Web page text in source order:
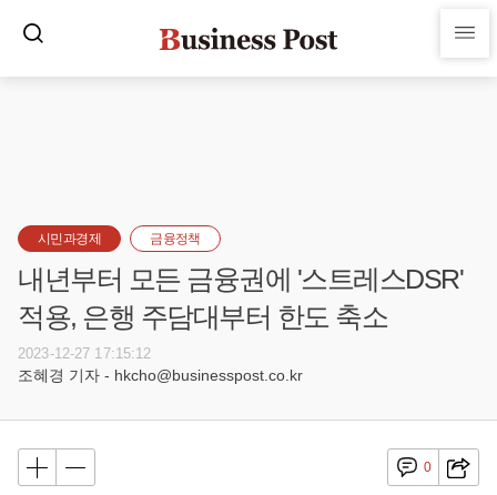
시민과경제 금융정책
내년부터 모든 금융권에 '스트레스DSR'
적용, 은행 주담대부터 한도 축소
2023-12-27 17:15:12
조혜경 기자 - hkcho@businesspost.co.kr
0